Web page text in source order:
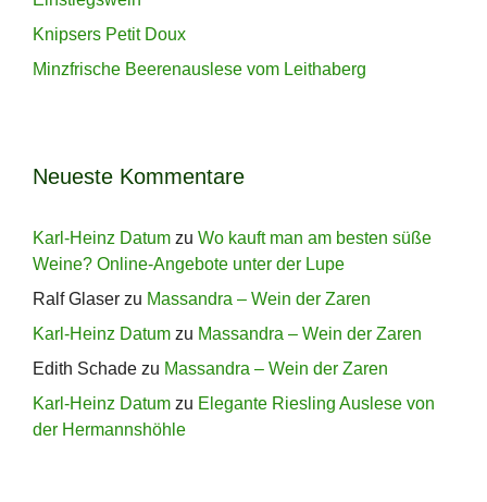
Knipsers Petit Doux
Minzfrische Beerenauslese vom Leithaberg
Neueste Kommentare
Karl-Heinz Datum zu Wo kauft man am besten süße
Weine? Online-Angebote unter der Lupe
Ralf Glaser zu Massandra – Wein der Zaren
Karl-Heinz Datum zu Massandra – Wein der Zaren
Edith Schade zu Massandra – Wein der Zaren
Karl-Heinz Datum zu Elegante Riesling Auslese von
der Hermannshöhle